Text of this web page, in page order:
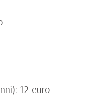
12 euro